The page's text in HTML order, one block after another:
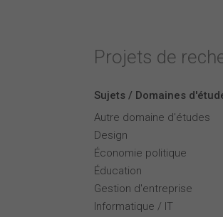
Projets de
Sujets / Domaines
Autre domaine d'études
Design
Économie politique
Éducation
Gestion d'entreprise
Informatique / IT